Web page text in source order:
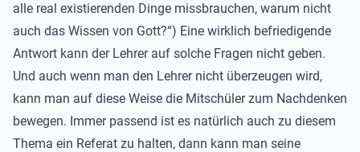
alle real existierenden Dinge missbrauchen, warum nicht
auch das Wissen von Gott?“) Eine wirklich befriedigende
Antwort kann der Lehrer auf solche Fragen nicht geben.
Und auch wenn man den Lehrer nicht überzeugen wird,
kann man auf diese Weise die Mitschüler zum Nachdenken
bewegen. Immer passend ist es natürlich auch zu diesem
Thema ein Referat zu halten, dann kann man seine